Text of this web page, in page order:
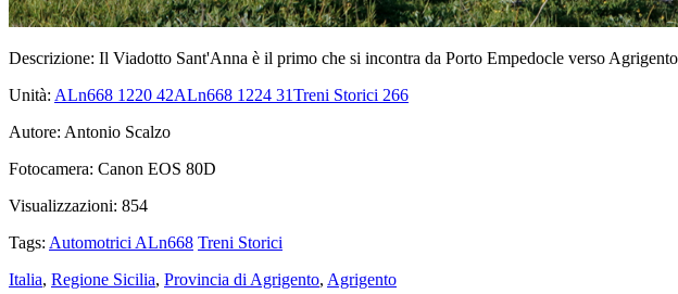
Descrizione: Il Viadotto Sant'Anna è il primo che si incontra da Porto Empedocle verso
Unità: ALn668 1220 42ALn668 1224 31Treni Storici 266
Autore: Antonio Scalzo
Fotocamera: Canon EOS 80D
Visualizzazioni: 854
Tags: Automotrici ALn668 Treni Storici
Italia, Regione Sicilia, Provincia di Agrigento, Agrigento